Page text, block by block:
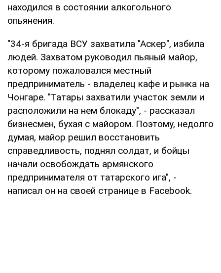
находился в состоянии алкогольного
опьянения.
"34-я бригада ВСУ захватила "Аскер", избила
людей. Захватом руководил пьяный майор,
которому пожаловался местный
предприниматель - владелец кафе и рынка на
Чонгаре. "Татары захватили участок земли и
расположили на нем блокаду", - рассказал
бизнесмен, бухая с майором. Поэтому, недолго
думая, майор решил восстановить
справедливость, поднял солдат, и бойцы
начали освобождать армянского
предпринимателя от татарского ига", -
написал он на своей странице в Facebook.